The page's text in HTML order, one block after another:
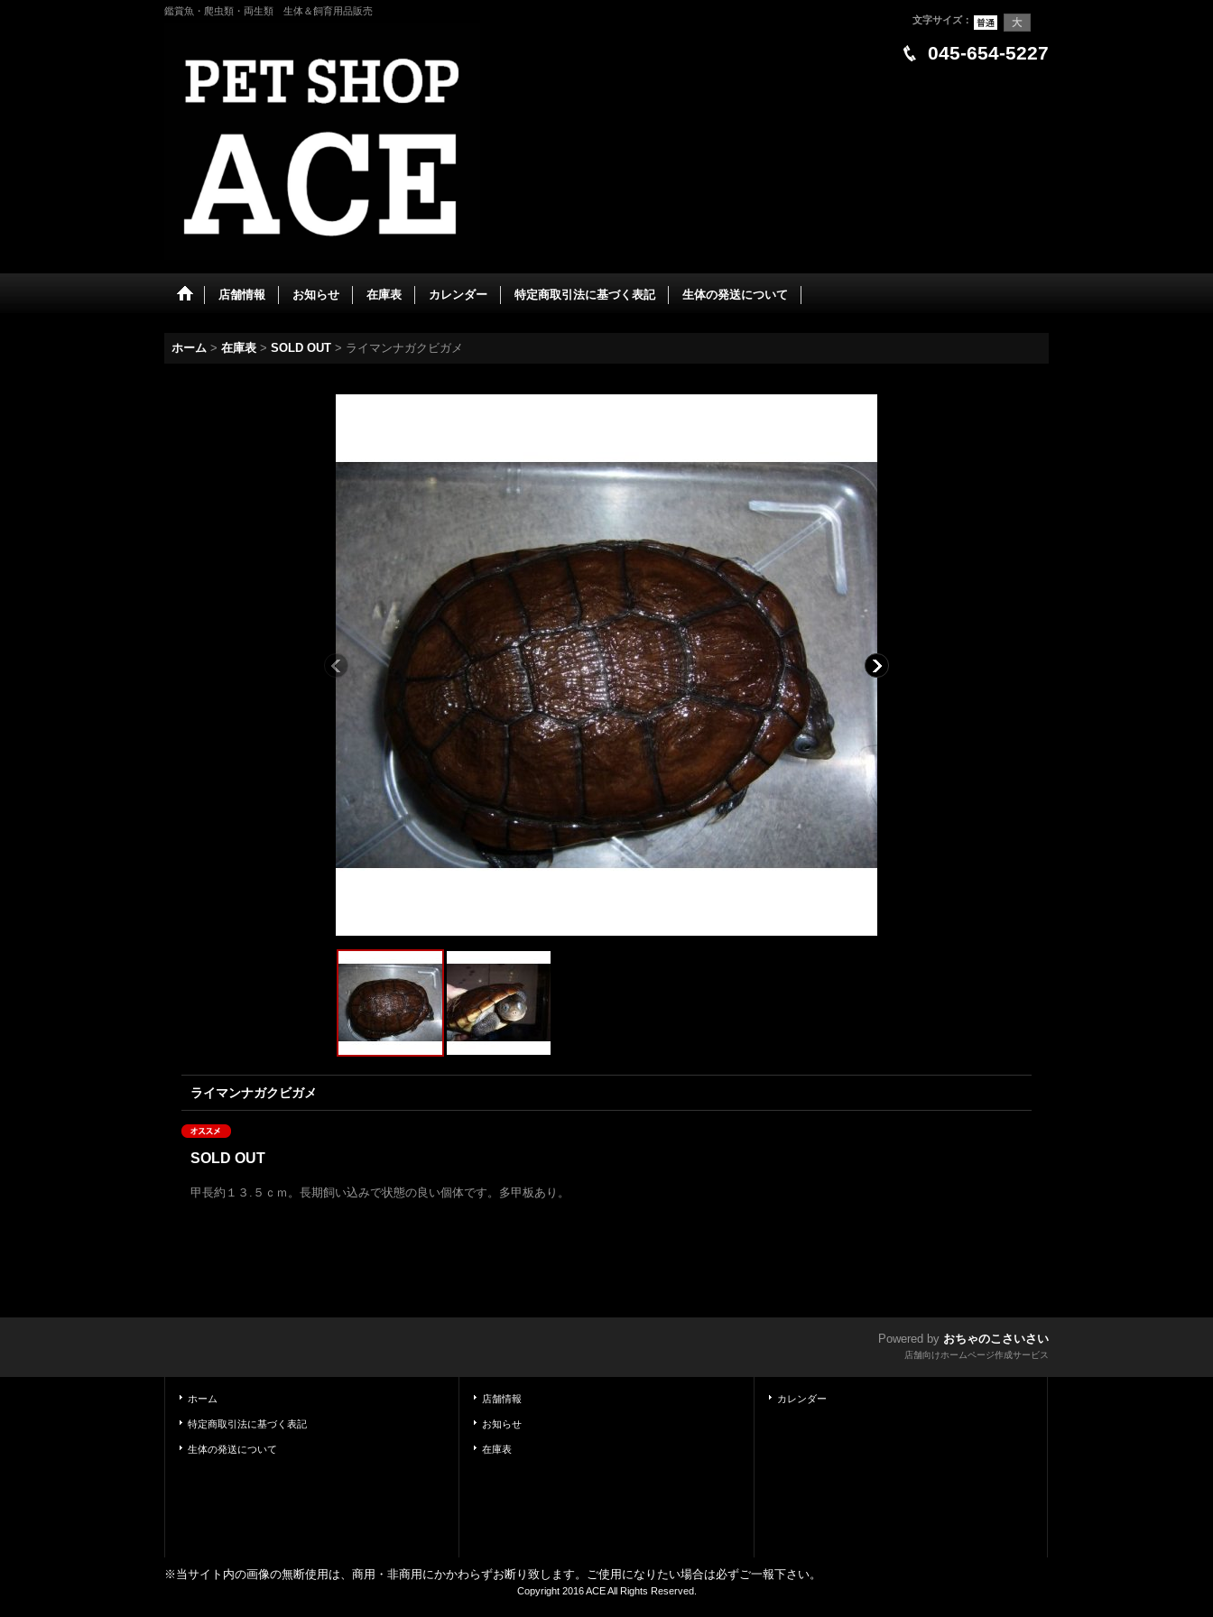
鑑賞魚・爬虫類・両生類 生体＆飼育用品販売
文字サイズ：
045-654-5227
店舗情報 お知らせ 在庫表 カレンダー 特定商取引法に基づく表記 生体の発送について
ホーム > 在庫表 > SOLD OUT > ライマンナガクビガメ
ライマンナガクビガメ
SOLD OUT
甲長約１３.５ｃｍ。長期飼い込みで状態の良い個体です。多甲板あり。
Powered by おちゃのこさいさい
店舗向けホームページ作成サービス
ホーム
特定商取引法に基づく表記
生体の発送について
店舗情報
お知らせ
在庫表
カレンダー
※当サイト内の画像の無断使用は、商用・非商用にかかわらずお断り致します。ご使用になりたい場合は必ずご一報下さい。
Copyright 2016 ACE All Rights Reserved.